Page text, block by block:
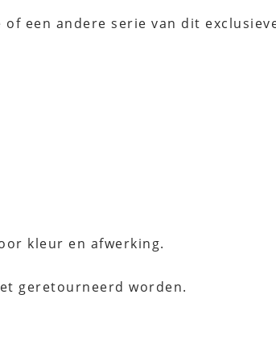
een andere serie van dit
kleur en afwerking.
geretourneerd worden.